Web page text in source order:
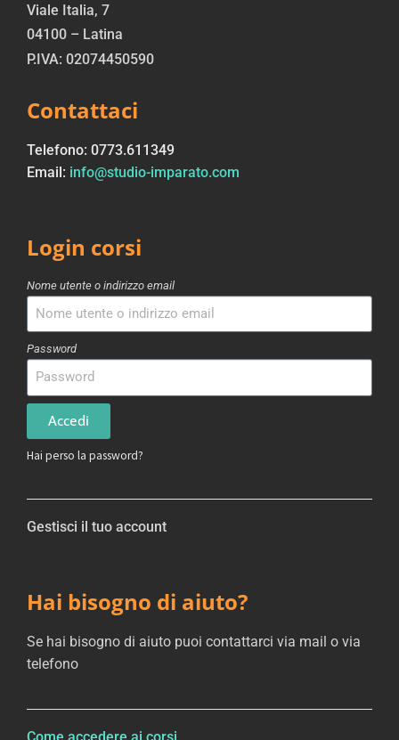
Viale Italia, 7
04100 – Latina
P.IVA: 02074450590
Contattaci
Telefono: 0773.611349
Email: info@studio-imparato.com
Login corsi
Nome utente o indirizzo email
Password
Accedi
Hai perso la password?
Gestisci il tuo account
Hai bisogno di aiuto?
Se hai bisogno di aiuto puoi contattarci via mail o via
telefono